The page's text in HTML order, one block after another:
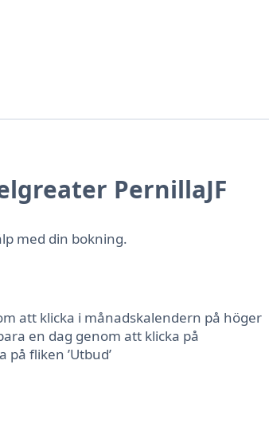
PernillaJF
med din bokning.
att klicka i månadskalendern på höger
en dag genom att klicka på
fliken ’Utbud’